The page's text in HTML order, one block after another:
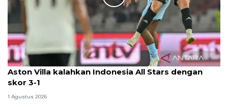
Aston Villa kalahkan Indonesia All Stars dengan
skor 3-1
1 Agustus 2026